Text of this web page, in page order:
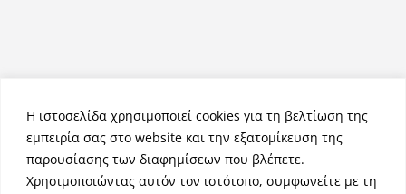
Η ιστοσελίδα χρησιμοποιεί cookies για τη βελτίωση της
εμπειρία σας στο website και την εξατομίκευση της
παρουσίασης των διαφημίσεων που βλέπετε.
Χρησιμοποιώντας αυτόν τον ιστότοπο, συμφωνείτε με τη
Πνευματικά Δικαιώματα © 2026NemeaPress. Τα πνευματικά